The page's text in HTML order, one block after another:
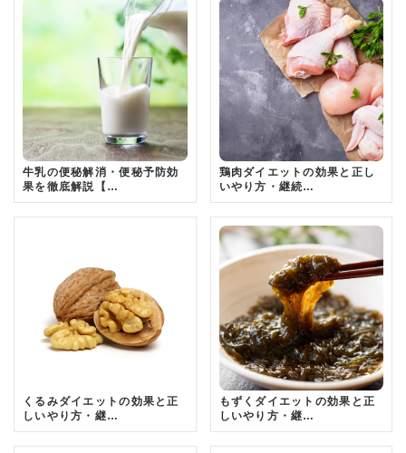
牛乳の便秘解消・便秘予防効
果を徹底解説【…
鶏肉ダイエットの効果と正し
いやり方・継続…
くるみダイエットの効果と正
しいやり方・継…
もずくダイエットの効果と正
しいやり方・継…